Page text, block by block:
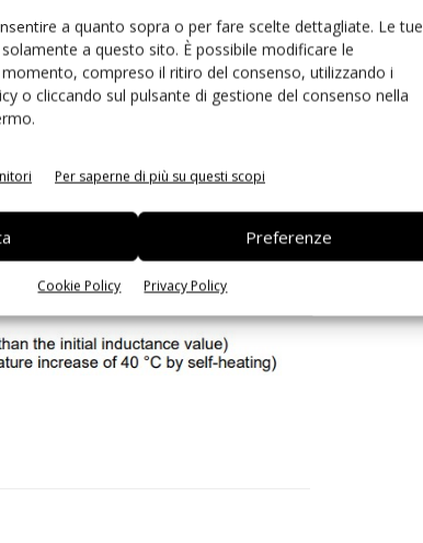
a quanto sopra o per fare scelte dettagliate. Le tue
a questo sito. È possibile modificare le
compreso il ritiro del consenso, utilizzando i
o cliccando sul pulsante di gestione del consenso nella
Per saperne di più su questi scopi
Preferenze
Cookie Policy Privacy Policy
mm (H) consentono di risparmiare